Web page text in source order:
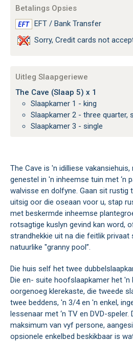
Betalings Opsies
EFT / Bank Transfer
Sorry, Credit cards not
Uitleg Slaapgeriewe
The Cave (Slaap 5) x 1
Slaapkamer 1 - king
Slaapkamer 2 - three quarter,
Slaapkamer 3 - single
The Cave is 'n idilliese
genestel in 'n inheemse tuin met ‘n
walvisse en dolfyne. Gaan sit rustig
uitsig oor die oseaan voor u, stap
met beskermde inheemse
rotsagtige kuslyn gevind kan word,
strandhekkie uit na die feitlik privaat
natuurlike ''granny pool”.
Die huis self het twee
Die en- suite hoofslaapkamer het
oorgenoeg klerekaste, die tweede
twee beddens, 'n 3/4 en 'n enkel,
lessenaar met ‘n TV en DVD-speler.
maksimum van vyf persone,
opsionele enkelbed beskikbaar is